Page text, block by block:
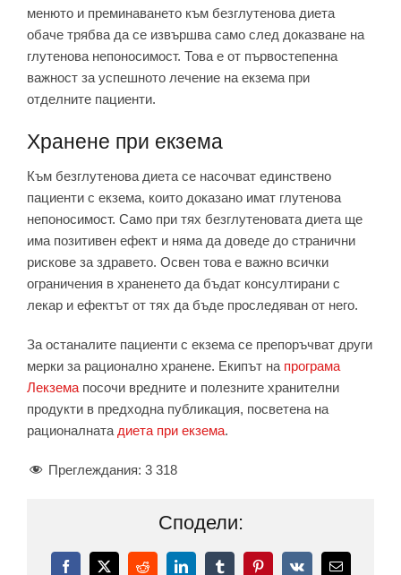
менюто и преминаването към безглутенова диета
обаче трябва да се извършва само след доказване на
глутенова непоносимост. Това е от първостепенна
важност за успешното лечение на екзема при
отделните пациенти.
Хранене при екзема
Към безглутенова диета се насочват единствено
пациенти с екзема, които доказано имат глутенова
непоносимост. Само при тях безглутеновата диета ще
има позитивен ефект и няма да доведе до странични
рискове за здравето. Освен това е важно всички
ограничения в храненето да бъдат консултирани с
лекар и ефектът от тях да бъде проследяван от него.
За останалите пациенти с екзема се препоръчват други
мерки за рационално хранене. Екипът на програма
Лекзема посочи вредните и полезните хранителни
продукти в предходна публикация, посветена на
рационалната диета при екзема.
Преглеждания: 3 318
Сподели:
Facebook
X RedditLinkedInTumblrPinterest
Vk